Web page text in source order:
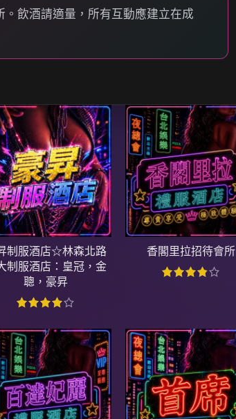
飲酒請適量，所有互動應建立在成
制服酒店☆林森北路
制服酒店：皇冠，金
聰，豪昇
香閣里拉招待會所